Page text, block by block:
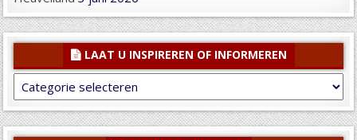
LAAT U INSPIREREN OF INFORMEREN
Laat
U
inspireren
of